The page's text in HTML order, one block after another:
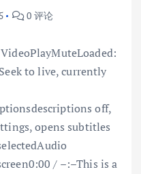
0 评论
to live, currently
off,
opens subtitles
/ –:–This is a